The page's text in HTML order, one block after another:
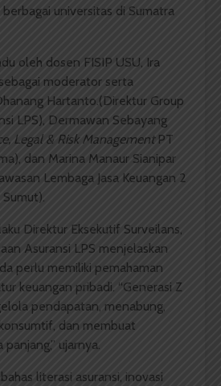
universitas di Sumatra
oleh dosen FISIP USU, Ira
moderator serta
Hartanto.(Direktur Group
LPS), Dermawan Sebayang
Legal & Risk ManagementPT
dan Marina Manaur Sianipar
Lembaga Jasa Keuangan 2
Direktur Eksekutif Surveilans,
Asuransi LPS menjelaskan
perlu memiliki pemahaman
keuangan pribadi. “Generasi Z
pendapatan, menabung,
dan membuat
ujarnya.
literasi asuransi, inovasi